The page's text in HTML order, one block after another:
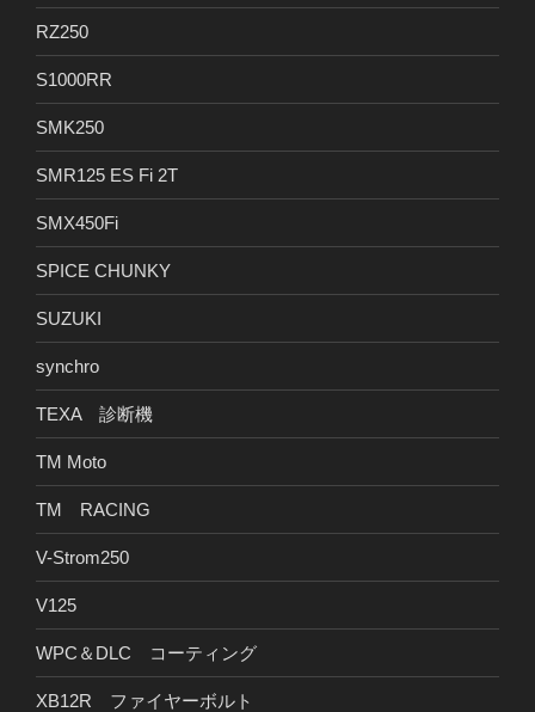
RZ250
S1000RR
SMK250
SMR125 ES Fi 2T
SMX450Fi
SPICE CHUNKY
SUZUKI
synchro
TEXA 診断機
TM Moto
TM RACING
V-Strom250
V125
WPC＆DLC コーティング
XB12R ファイヤーボルト